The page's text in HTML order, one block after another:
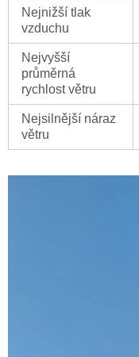
Nejnižší tlak
vzduchu
Nejvyšší
průměrná
rychlost větru
Nejsilnější náraz
větru